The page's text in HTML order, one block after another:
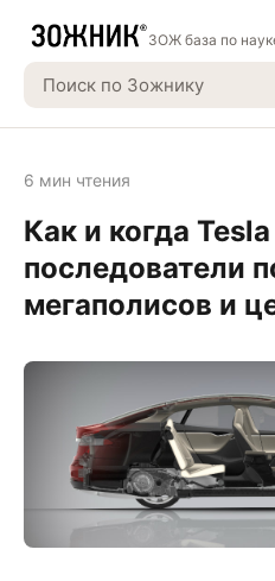
ЗОЖ база по
6 мин чтения
Как и когда
последователи
мегаполисов и